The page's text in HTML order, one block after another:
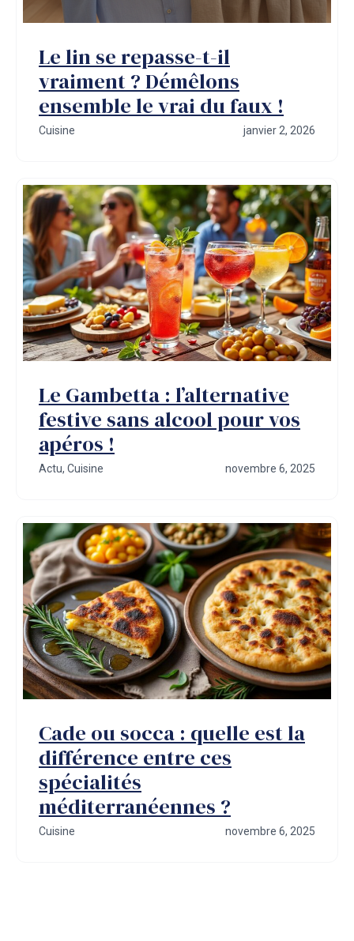
Le lin se repasse-t-il
vraiment ? Démêlons
ensemble le vrai du faux !
Cuisine janvier 2, 2026
Le Gambetta : l’alternative
festive sans alcool pour vos
apéros !
Actu, Cuisine novembre 6, 2025
Cade ou socca : quelle est la
différence entre ces
spécialités
méditerranéennes ?
Cuisine novembre 6, 2025